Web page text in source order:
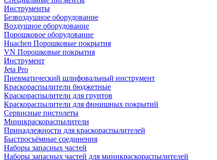
Инструменты
Безвоздушное оборудование
Воздушное оборудование
Порошковое оборудование
Huachen Порошковые покрытия
VN Порошковые покрытия
Инструмент
Jeta Pro
Пневматический шлифовальный инструмент
Краскораспылители бюджетные
Краскораспылители для грунтов
Краскораспылители для финишных покрытий
Сервисные пистолеты
Миникраскораспылители
Принадлежности для краскораспылителей
Быстросъёмные соединения
Наборы запасных частей
Наборы запасных частей для миникраскораспылителей